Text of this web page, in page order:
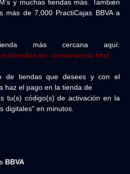
y muchas tiendas más. También
más de 7,000 PractiCajas BBVA a
más cercana aquí:
tiendas-de- conveniencia.html
de tiendas que desees y con el
haz el pago en la tienda de
tu(s) código(s) de activación en la
digitales" en minutos.
BBVA